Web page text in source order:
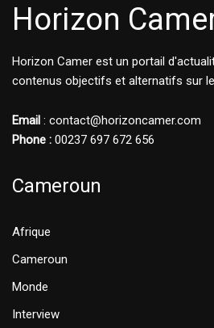
Horizon
Horizon Camer est un portail
contenus objectifs et alternatifs sur
Email : contact@horizoncamer.com
Phone : 00237 697 672 656
Cameroun
Afrique
Cameroun
Monde
Interview